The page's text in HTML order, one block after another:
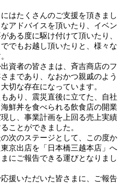
はたくさんのご支援を頂きまし
アドバイスを頂いたり、イベン
ある度に駆け付けて頂いたり、
でもお越し頂いたりと、様々な
資者の皆さまは、斉吉商店のフ
まであり、なおかつ親戚のよう
切な存在になっています。
あり、震災直後に立てた、自社
鮮丼を食べられる飲食店の開業
し、事業計画を上回る売上実績
ことができました。
次のステージとして、この度か
京出店を「日本橋三越本店」へ
にご報告できる運びとなりまし
援いただいた皆さまに、ご報告